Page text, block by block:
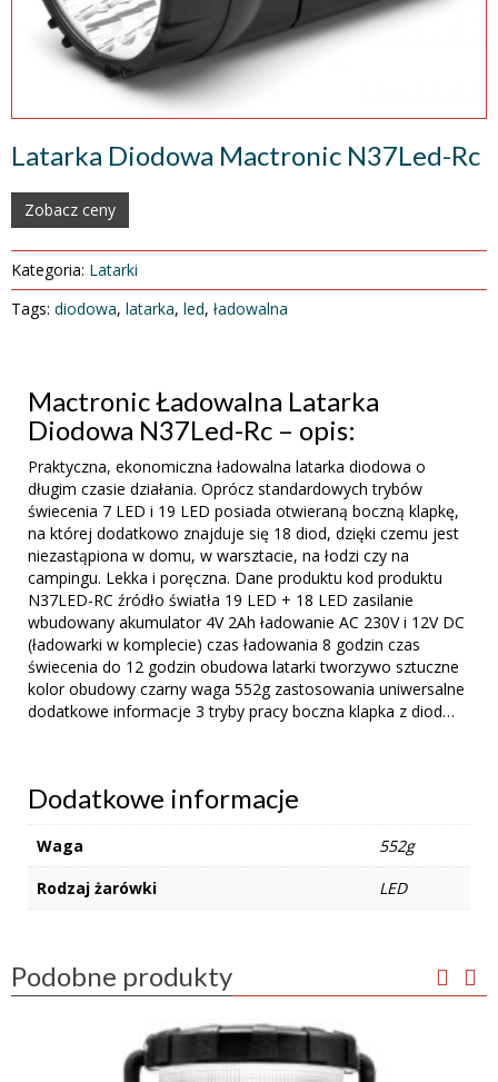
Latarka Diodowa Mactronic N37Led-Rc
Zobacz ceny
Kategoria: Latarki
Tags: diodowa, latarka, led, ładowalna
Mactronic Ładowalna Latarka
Diodowa N37Led-Rc – opis:
Praktyczna, ekonomiczna ładowalna latarka diodowa o
długim czasie działania. Oprócz standardowych trybów
świecenia 7 LED i 19 LED posiada otwieraną boczną klapkę,
na której dodatkowo znajduje się 18 diod, dzięki czemu jest
niezastąpiona w domu, w warsztacie, na łodzi czy na
campingu. Lekka i poręczna. Dane produktu kod produktu
N37LED-RC źródło światła 19 LED + 18 LED zasilanie
wbudowany akumulator 4V 2Ah ładowanie AC 230V i 12V DC
(ładowarki w komplecie) czas ładowania 8 godzin czas
świecenia do 12 godzin obudowa latarki tworzywo sztuczne
kolor obudowy czarny waga 552g zastosowania uniwersalne
dodatkowe informacje 3 tryby pracy boczna klapka z diod…
Dodatkowe informacje
Waga
552g
Rodzaj żarówki
LED
Podobne produkty